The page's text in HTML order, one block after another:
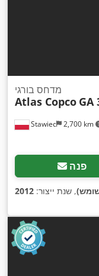
Stawiec 2,700 km
מדחס בורגי
Atlas Copco GA
פנה
, שנת ייצור: 2012